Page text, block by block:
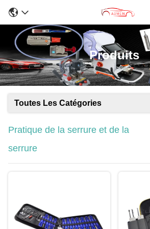
Produits
Toutes Les Catégories
Pratique de la serrure et de la
serrure